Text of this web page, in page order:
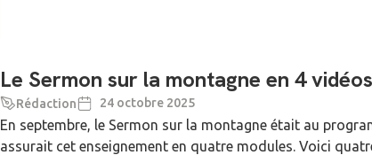
Le Sermon sur la montagne en 4
Rédaction 24 octobre 2025
En septembre, le Sermon sur la montagne était au
assurait cet enseignement en quatre modules. Voici